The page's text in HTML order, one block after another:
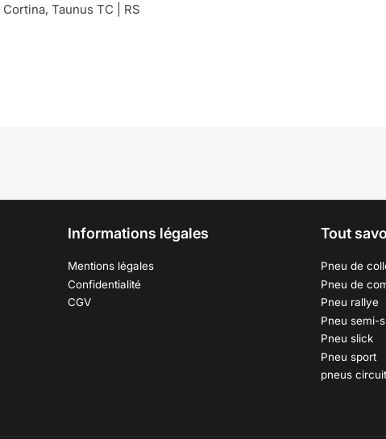
Taunus TC | RS
Informations légales
Mentions légales
Confidentialité
CGV
Tout
Pneu de
Pneu de
Pneu rallye
Pneu semi-
Pneu slick
Pneu sport
pneus circuit